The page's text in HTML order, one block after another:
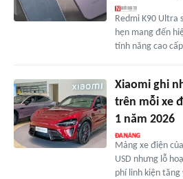
Redmi K90 Ultra
hẹn mang đến
tính năng cao
Xiaomi ghi
trên mỗi xe
1 năm 2026
Mảng xe điện
USD nhưng lỗ
phí linh kiện